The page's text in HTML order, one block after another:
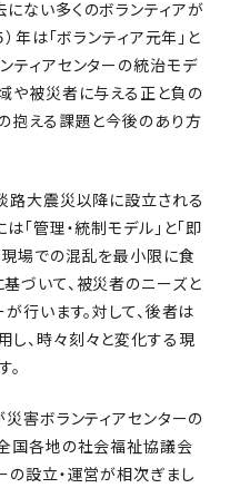
ない多くのボランティアが
年は「ボランティア元年」と
ティアセンターの統治モデ
や被災者に与える正と負の
抱える課題と今後のあり方
路大震災以降に設立される
「管理・統制モデル」と「即
現場での混乱を最小限に食
づいて、被災者のニーズと
行います。対して、後者は
、時々刻々と変化する現
害ボランティアセンターの
国各地の社会福祉協議会
の設立・運営が相次ぎまし